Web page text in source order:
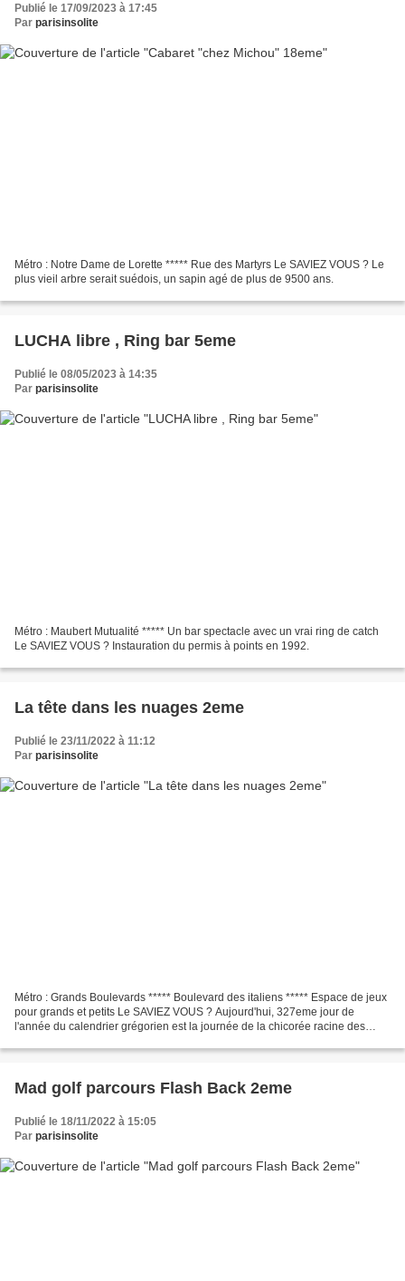
Publié le 17/09/2023 à 17:45
Par parisinsolite
Métro : Notre Dame de Lorette ***** Rue des Martyrs Le SAVIEZ VOUS ? Le
plus vieil arbre serait suédois, un sapin agé de plus de 9500 ans.
LUCHA libre , Ring bar 5eme
Publié le 08/05/2023 à 14:35
Par parisinsolite
Métro : Maubert Mutualité ***** Un bar spectacle avec un vrai ring de catch
Le SAVIEZ VOUS ? Instauration du permis à points en 1992.
La tête dans les nuages 2eme
Publié le 23/11/2022 à 11:12
Par parisinsolite
Métro : Grands Boulevards ***** Boulevard des italiens ***** Espace de jeux
pour grands et petits Le SAVIEZ VOUS ? Aujourd'hui, 327eme jour de
l'année du calendrier grégorien est la journée de la chicorée racine des
Mad golf parcours Flash Back 2eme
Publié le 18/11/2022 à 15:05
Par parisinsolite